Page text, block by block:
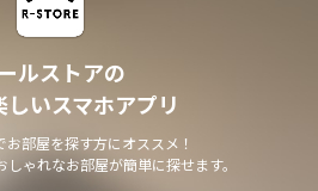
ルストアの
しいスマホアプリ
お部屋を探す方にオススメ！
ゃれなお部屋が簡単に探せます。